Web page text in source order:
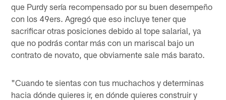
que Purdy sería recompensado por su buen desempeño
con los 49ers. Agregó que eso incluye tener que
sacrificar otras posiciones debido al tope salarial, ya
que no podrás contar más con un mariscal bajo un
contrato de novato, que obviamente sale más barato.
"Cuando te sientas con tus muchachos y determinas
hacia dónde quieres ir, en dónde quieres construir y